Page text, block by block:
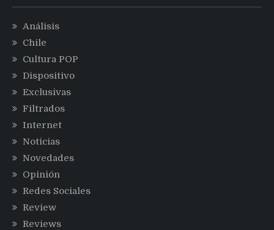
Análisis
Chile
Cultura POP
Dispositivo
Exclusivas
Filtrados
Internet
Noticias
Novedades
Opinión
Redes Sociales
Review
Reviews